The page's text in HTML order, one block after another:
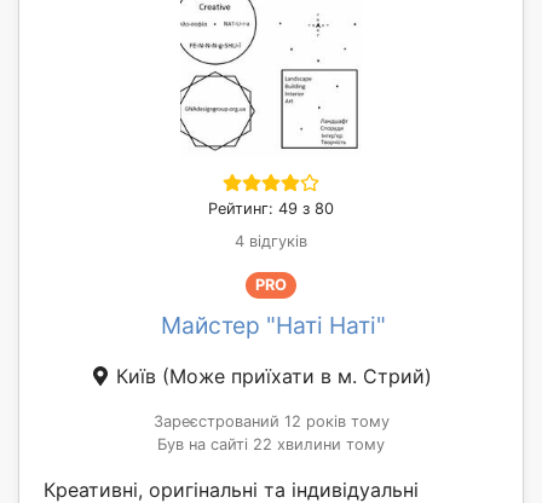
Рейтинг: 49 з 80
4 відгуків
PRO
Майстер "Наті Наті"
Київ (Може приїхати в м. Стрий)
Зареєстрований 12 років тому
Був на сайті 22 хвилини тому
Креативні, оригінальні та індивідуальні